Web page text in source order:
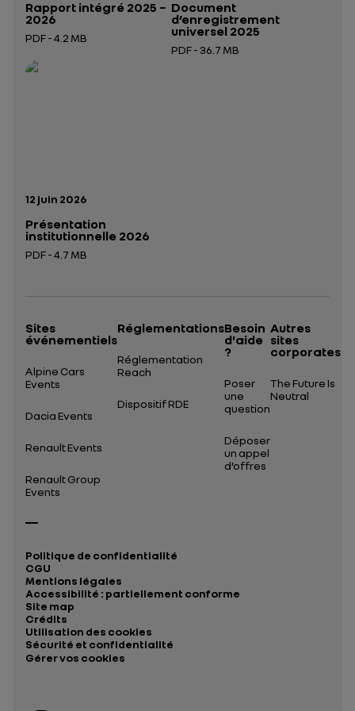
Rapport intégré 2025 –
2026
PDF - 4.2 MB
Ouverture dans un nouvel onglet
Document
d’enregistrement
universel 2025
PDF - 36.7 MB
Date de publication:
12 juin 2026
Présentation
institutionnelle 2026
PDF - 4.7 MB
Sites
événementiels
Alpine Cars
Events
Dacia Events
Renault Events
Renault Group
Events
Réglementations
Réglementation
Reach
Dispositif RDE
Besoin
d'aide
?
Poser
une
question
Déposer
un appel
d’offres
Autres
sites
corporates
The Future Is
Neutral
Politique de confidentialité
CGU
Mentions légales
Accessibilité : partiellement conforme
Site map
Crédits
Utilisation des cookies
Sécurité et confidentialité
Gérer vos cookies